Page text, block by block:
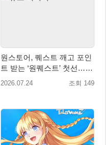
원스토어, 퀘스트 깨고 포인
트 받는 ‘원퀘스트’ 첫선…
‘프로스트 킹덤’ 대상 이벤트
2026.07.24 조회 149